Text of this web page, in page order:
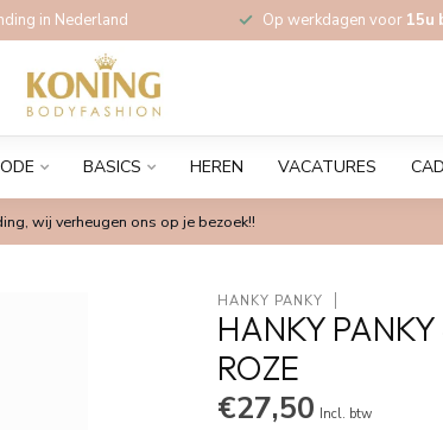
in Nederland Op werkdagen voor 15u
BASICS HEREN VACATURES
wij verheugen ons op je bezoek!!
HANKY PANKY
HANKY PANKY
ROZE
€27,50 Incl. btw